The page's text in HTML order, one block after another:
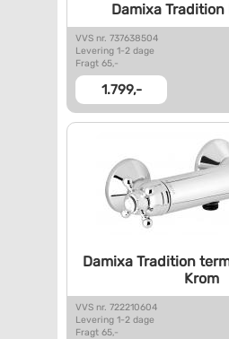
Damixa
VVS nr. 737638504
Levering 1-2 dage
Fragt 65,-
1.799,-
Damixa Tradition
Krom
VVS nr. 722210604
Levering 1-2 dage
Fragt 65,-